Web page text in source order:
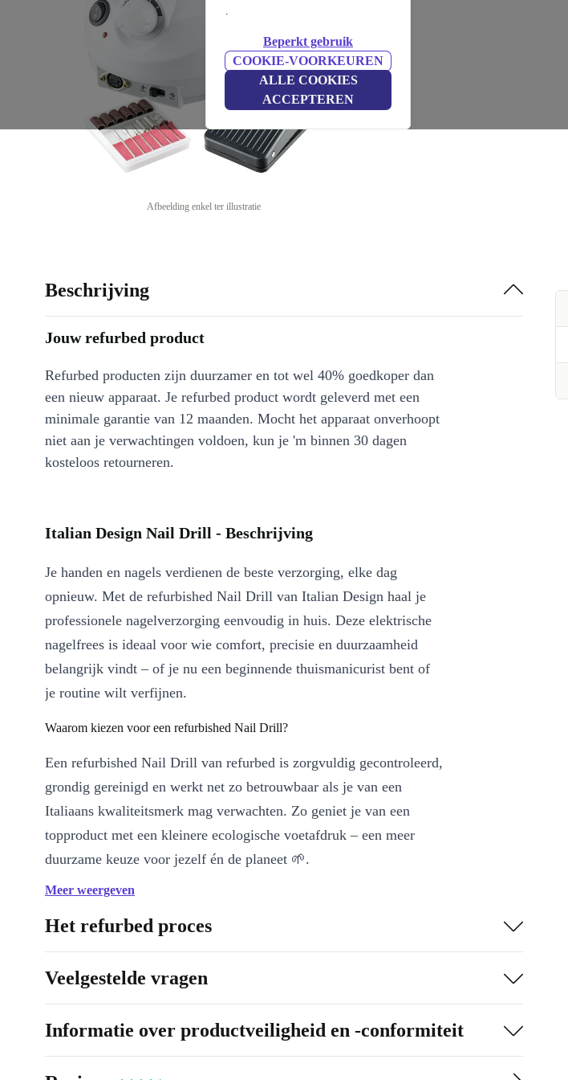
.
Beperkt gebruik
COOKIE-VOORKEUREN
ALLE COOKIES
ACCEPTEREN
Afbeelding enkel ter illustratie
Beschrijving
Jouw refurbed product
Refurbed producten zijn duurzamer en tot wel 40% goedkoper dan
een nieuw apparaat. Je refurbed product wordt geleverd met een
minimale garantie van 12 maanden. Mocht het apparaat onverhoopt
niet aan je verwachtingen voldoen, kun je 'm binnen 30 dagen
kosteloos retourneren.
Italian Design Nail Drill - Beschrijving
Je handen en nagels verdienen de beste verzorging, elke dag
opnieuw. Met de refurbished Nail Drill van Italian Design haal je
professionele nagelverzorging eenvoudig in huis. Deze elektrische
nagelfrees is ideaal voor wie comfort, precisie en duurzaamheid
belangrijk vindt – of je nu een beginnende thuismanicurist bent of
je routine wilt verfijnen.
Waarom kiezen voor een refurbished Nail Drill?
Een refurbished Nail Drill van refurbed is zorgvuldig gecontroleerd,
grondig gereinigd en werkt net zo betrouwbaar als je van een
Italiaans kwaliteitsmerk mag verwachten. Zo geniet je van een
topproduct met een kleinere ecologische voetafdruk – een meer
duurzame keuze voor jezelf én de planeet 🌱.
Belangrijkste voordelen op een rij:
Gecontroleerde kracht:
nauwkeurige behandelingen, zonder haperingen of oververhitting.
bedienen, zodat je elke sessie met vertrouwen start.
Veelzijdig inzetbaar:Geschikt voor manicure en pedicure, gel- en
acrylnagels, eeltverwijdering en fijne afwerking van de nagelriem.
Draag bij aan een groenere wereld:Door te kiezen voor refurbished
elektronica verleng je de levensduur van hoogwaardige apparaten en bespaar
Meer weergeven
Het refurbed proces
Veelgestelde vragen
Informatie over productveiligheid en -conformiteit